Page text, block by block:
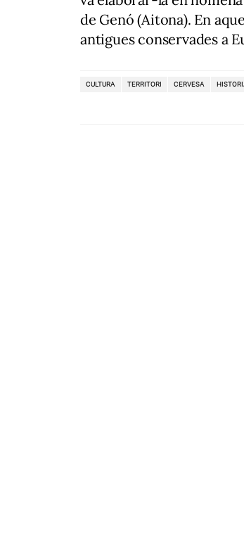
de Genó (Aitona). En
antigues conservades a
CULTURA TERRITORI CERVESA